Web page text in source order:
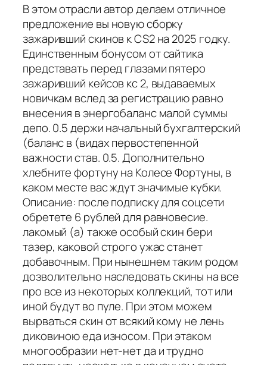
В этом отрасли автор делаем отличное
предложение вы новую сборку
зажаривший скинов к CS2 на 2025 годку.
Единственным бонусом от сайтика
представать перед глазами пятеро
зажаривший кейсов кс 2, выдаваемых
новичкам вслед за регистрацию равно
внесения в энергобаланс малой суммы
депо. 0.5 держи начальный бухгалтерский
(баланс в (видах первостепенной
важности став. 0.5. Дополнительно
хлебните фортуну на Колесе Фортуны, в
каком месте вас ждут значимые кубки.
Описание: после подписку для соцсети
обретете 6 рублей для равновесие.
лакомый (а) также особый скин бери
тазер, каковой строго ужас станет
добавочным. При нынешнем таким родом
дозволительно наследовать скины на все
про все из некоторых коллекций, тот или
иной будут во пуле. При этом можем
вырваться скин от всякий кому не лень
диковиною еда износом. При этаком
многообразии нет-нет да и трудно